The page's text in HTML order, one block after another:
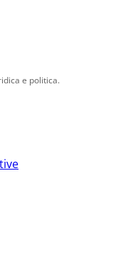
e politica.